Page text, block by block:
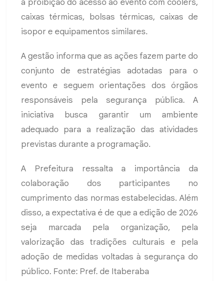
a proibição do acesso ao evento com coolers,
caixas térmicas, bolsas térmicas, caixas de
isopor e equipamentos similares.
A gestão informa que as ações fazem parte do
conjunto de estratégias adotadas para o
evento e seguem orientações dos órgãos
responsáveis pela segurança pública. A
iniciativa busca garantir um ambiente
adequado para a realização das atividades
previstas durante a programação.
A Prefeitura ressalta a importância da
colaboração dos participantes no
cumprimento das normas estabelecidas. Além
disso, a expectativa é de que a edição de 2026
seja marcada pela organização, pela
valorização das tradições culturais e pela
adoção de medidas voltadas à segurança do
público. Fonte: Pref. de Itaberaba